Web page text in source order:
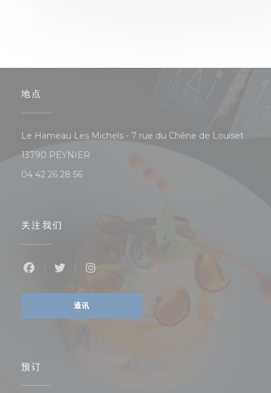
地点
Le Hameau Les Michels - 7 rue du Chêne de Louiset
13790 PEYNIER
04 42 26 28 56
关注我们
通讯
预订